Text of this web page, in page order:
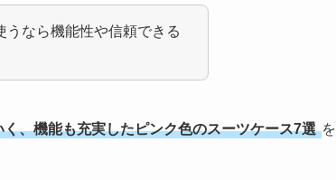
なら機能性や信頼できる
、機能も充実したピンク色のスーツケース7選 を